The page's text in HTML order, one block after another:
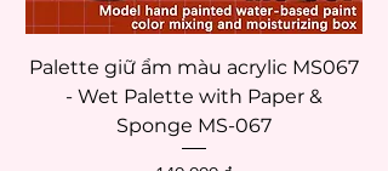
Palette giữ ẩm màu acrylic MS067
- Wet Palette with Paper &
Sponge MS-067